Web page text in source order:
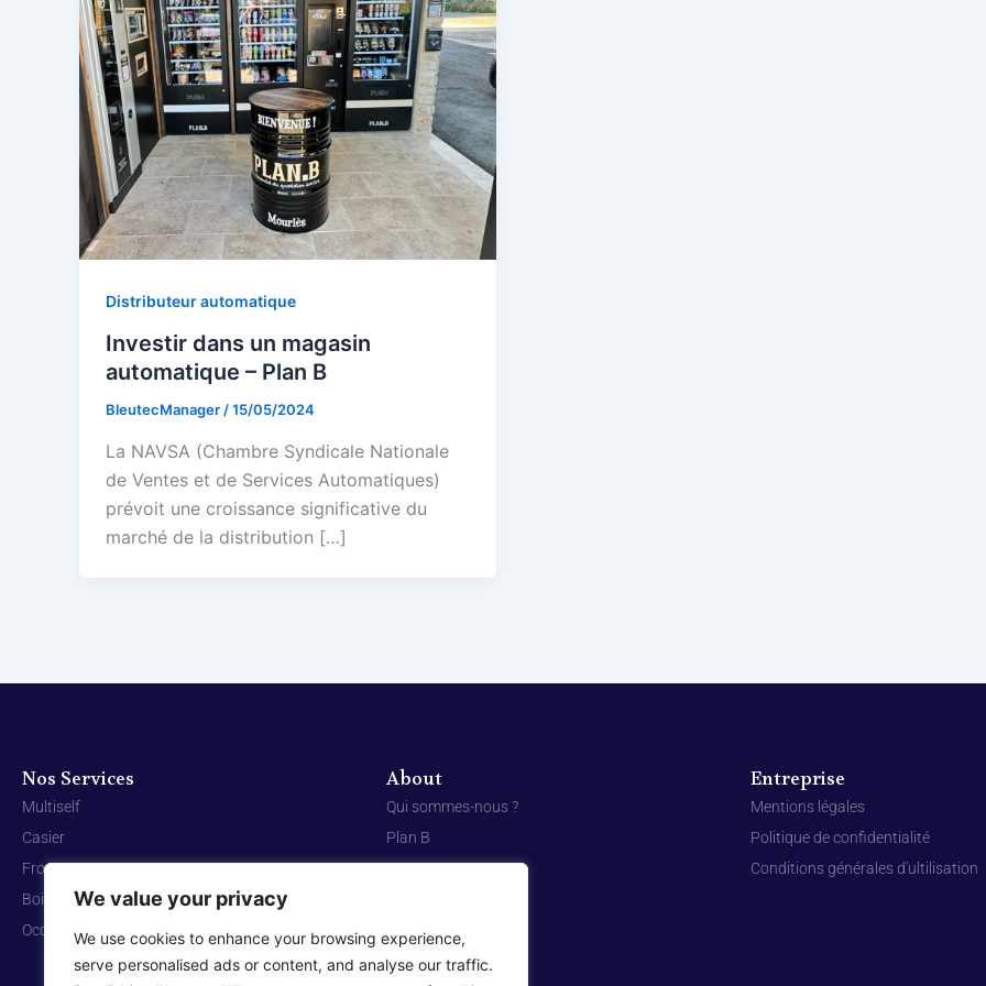
We value your privacy
We use cookies to enhance your browsing experience,
serve personalised ads or content, and analyse our traffic.
Distributeur automatique
Investir dans un magasin
automatique – Plan B
BleutecManager/15/05/2024
La NAVSA (Chambre Syndicale Nationale
de Ventes et de Services Automatiques)
prévoit une croissance significative du
marché de la distribution […]
Nos Services
Multiself
Casier
Frozen
Boissons chaudes
Occasion
About
Qui sommes-nous ?
Plan B
Contact
Entreprise
Mentions légales
Politique de confidentialité
Conditions générales d'ultilisation